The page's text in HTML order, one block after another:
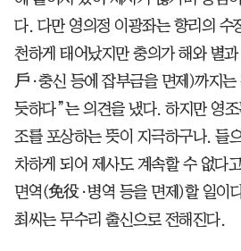
다. 다만 영의정 이광좌는 향리의 수
천하게 태어났지만 충의가 해와 별
戶·충신 등에 잡부금을 면제)까지
듯하다”는 의견을 냈다. 하지만 영
조를 포상하는 뜻이 지극하구나. 들
차하게 되어 제사도 계속할 수 없다
면역(免役·병역 등을 면제)할 일이
최씨는 무수리 출신으로 전해진다.